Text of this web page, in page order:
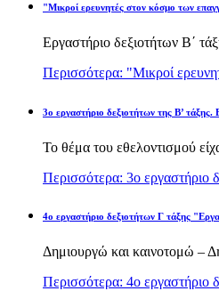
"Μικροί ερευνητές στον κόσμο των
Εργαστήριο δεξιοτήτων Β΄
Περισσότερα: "Μικροί
3ο εργαστήριο δεξιοτήτων της Β’ τάξης.
Το θέμα του εθελοντισμού
Περισσότερα: 3ο εργαστήριο
4ο εργαστήριο δεξιοτήτων Γ τάξης
Δημιουργώ και καινοτομώ –
Περισσότερα: 4ο εργαστήριο